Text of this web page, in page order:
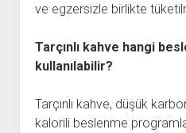
ve egzersizle birlikte
Tarçınlı kahve hangi
kullanılabilir?
Tarçınlı kahve, düşük
kalorili beslenme